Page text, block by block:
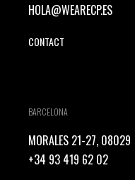
HOLA@WEARECP.ES
CONTACT
BARCELONA
MORALES 21-27, 08029
+34 93 419 62 02